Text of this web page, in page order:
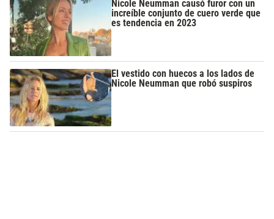
Nicole Neumman causó furor con un
increíble conjunto de cuero verde que
es tendencia en 2023
El vestido con huecos a los lados de
Nicole Neumman que robó suspiros